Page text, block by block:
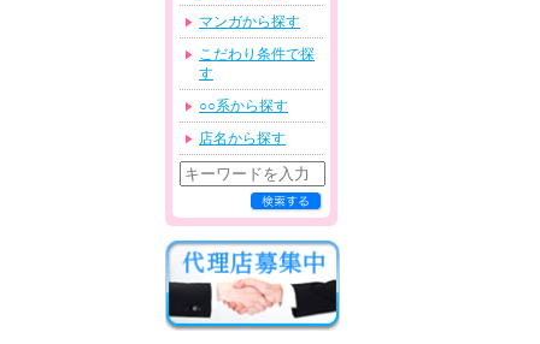
マンガから探す
こだわり条件で探
す
○○系から探す
店名から探す